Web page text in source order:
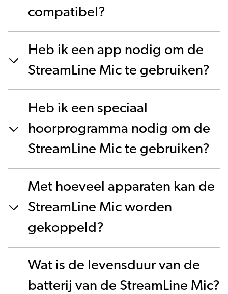
compatibel?
Heb ik een app nodig om de
StreamLine Mic te gebruiken?
Heb ik een speciaal
hoorprogramma nodig om de
StreamLine Mic te gebruiken?
Met hoeveel apparaten kan de
StreamLine Mic worden
gekoppeld?
Wat is de levensduur van de
batterij van de StreamLine Mic?